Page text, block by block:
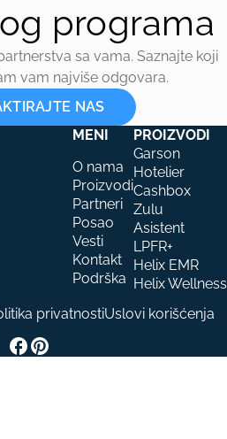
programa
vam najviše odgovara.
NAS
MENI
O nama
Proizvodi
Partneri
Posao
Vesti
Kontakt
Podrška
PROIZVODI
Garson
Hotelier
Cashbox
Zulu
Asistent
LPFR+
Helix EMR
Helix Wellness
privatnosti Uslovi korišćenja